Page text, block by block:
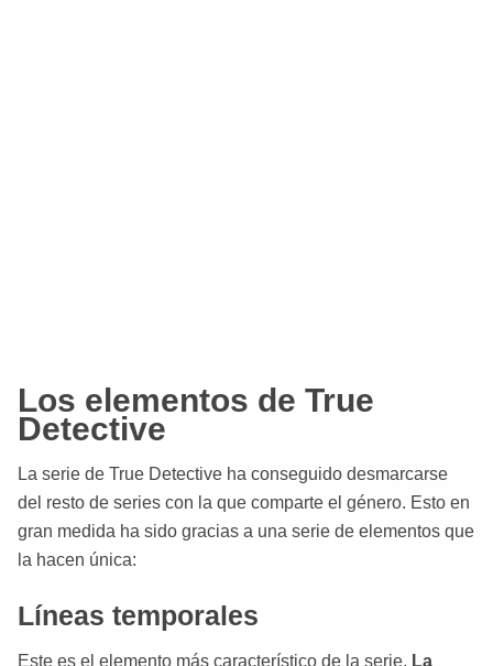
Los elementos de True
Detective
La serie de True Detective ha conseguido desmarcarse
del resto de series con la que comparte el género. Esto en
gran medida ha sido gracias a una serie de elementos que
la hacen única:
Líneas temporales
Este es el elemento más característico de la serie. La